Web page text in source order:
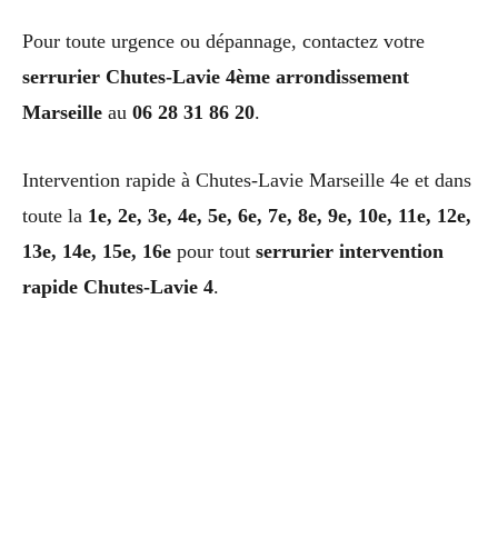
Pour toute urgence ou dépannage, contactez votre
serrurier Chutes-Lavie 4ème arrondissement
Marseille au 06 28 31 86 20.
Intervention rapide à Chutes-Lavie Marseille 4e et dans
toute la 1e, 2e, 3e, 4e, 5e, 6e, 7e, 8e, 9e, 10e, 11e, 12e,
13e, 14e, 15e, 16e pour tout serrurier intervention
rapide Chutes-Lavie 4.